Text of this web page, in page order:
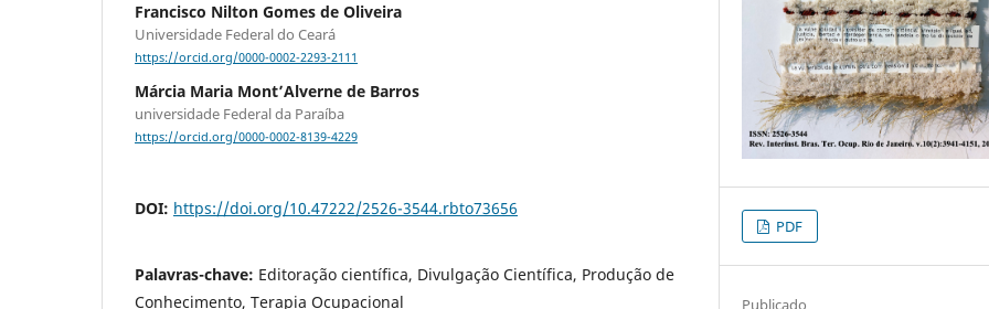
Francisco Nilton Gomes de Oliveira
Universidade Federal do Ceará
https://orcid.org/0000-0002-2293-2111
Márcia Maria Mont’Alverne de Barros
universidade Federal da Paraíba
https://orcid.org/0000-0002-8139-4229
DOI: https://doi.org/10.47222/2526-3544.rbto73656
Palavras-chave: Editoração científica, Divulgação Científica, Produção de
Conhecimento, Terapia Ocupacional
PDF
Publicado